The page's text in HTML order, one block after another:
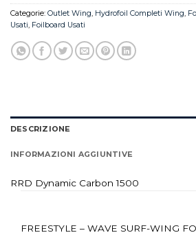
Categorie: Outlet Wing Hydrofoil Completi Wing
Usati Foilboard Usati
DESCRIZIONE
INFORMAZIONI AGGIUNTIVE
RRD Dynamic Carbon 1500
FREESTYLE – WAVE SURF-WING